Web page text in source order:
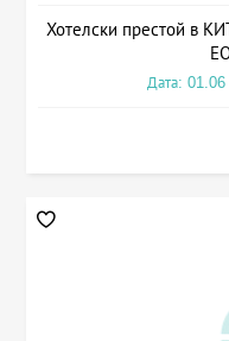
Хотелски престой в
Дата: